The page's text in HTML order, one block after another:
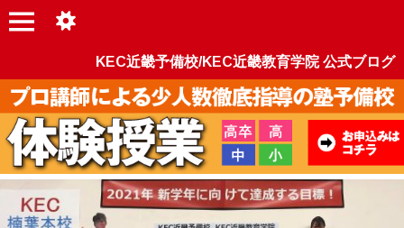
KEC近畿予備校/KEC近畿教育学院 公式ブログ